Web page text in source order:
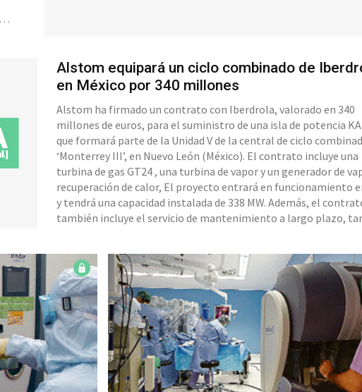
Alstom equipará un ciclo combinado de
en México por 340 millones
Alstom ha firmado un contrato con Iberdrola, valorado en 340
millones de euros, para el suministro de una isla de potencia
que formará parte de la Unidad V de la central de ciclo
‘Monterrey III’, en Nuevo León (México). El contrato incluye una
turbina de gas GT24 , una turbina de vapor y un generador de
recuperación de calor, El proyecto entrará en funcionamiento
y tendrá una capacidad instalada de 338 MW. Además, el
también incluye el servicio de mantenimiento a largo plazo,